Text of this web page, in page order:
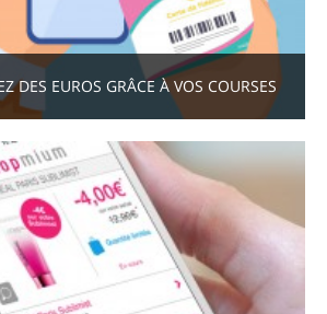
DES EUROS GRÂCE À VOS COURSES